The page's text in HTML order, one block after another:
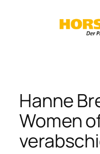
Hanne
Women